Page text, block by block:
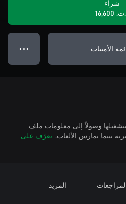
شراء
16,600
الأمنيات ● ● ●
وصولاً إلى معلومات ملف
تعرّف على
المراجعات المزيد